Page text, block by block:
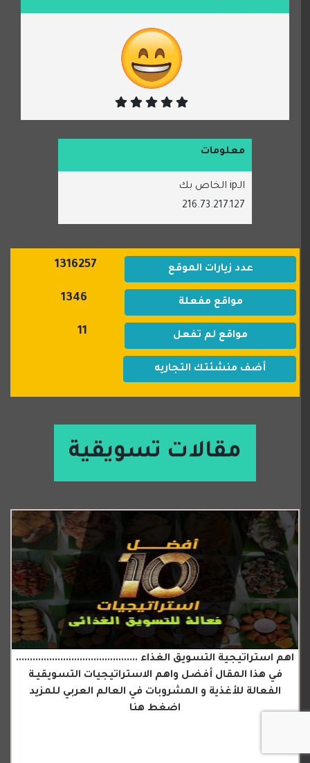
معلومات
الـip الخاص بك
216.73.217.127
عدد زيارات الموقع 1316257
مواقع مفعلة 1346
مواقع لم تفعل 11
أضف منشئتك التجاريه
مقالات تسويقية
اهم استراتيجية التسويق الغذاء ............................................
في هذا المقال أفضل واهم الاستراتيجيات التسويقيـة
الفعالة للأغذية و المشروبات في العالم العربي للمزيد
اضغط هنا